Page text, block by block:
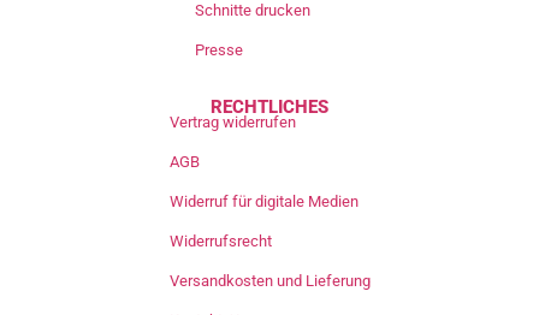
Schnitte drucken
Presse
RECHTLICHES
Vertrag widerrufen
AGB
Widerruf für digitale Medien
Widerrufsrecht
Versandkosten und Lieferung